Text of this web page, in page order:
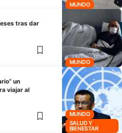
MUNDO
MUNDO
tras dar
MUNDO
SALUD Y
BIENESTAR
un
viajar al